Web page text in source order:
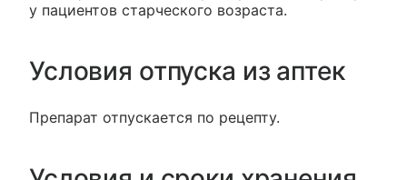
у пациентов старческого возраста.
Условия отпуска из аптек
Препарат отпускается по рецепту.